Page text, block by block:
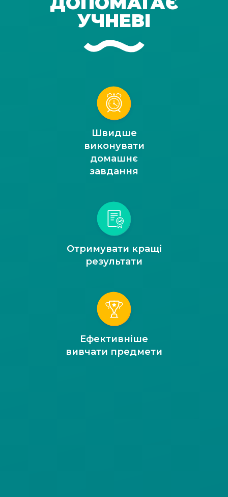
УЧНЕВІ
Швидше
виконувати
домашнє
завдання
Отримувати кращі
результати
Ефективніше
вивчати предмети